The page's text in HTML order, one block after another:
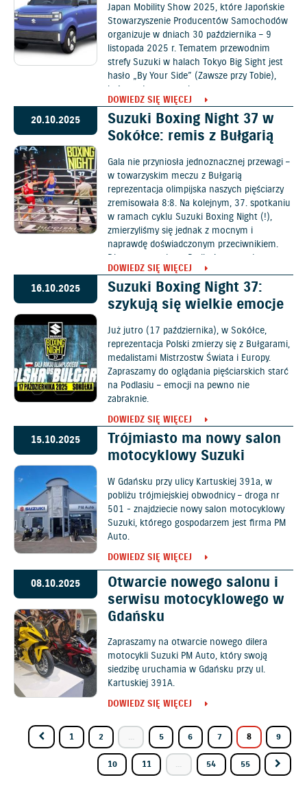
Japan Mobility Show 2025, które Japońskie
Stowarzyszenie Producentów Samochodów
organizuje w dniach 30 października – 9
listopada 2025 r. Tematem przewodnim
strefy Suzuki w halach Tokyo Big Sight jest
hasło „By Your Side” (Zawsze przy Tobie),
które ogłoszono w lutym w tzw. nowym
średnioterminowym planie zarządzania.
DOWIEDZ SIĘ WIĘCEJ
20.10.2025
Suzuki Boxing Night 37 w
Sokółce: remis z Bułgarią
Gala nie przyniosła jednoznacznej przewagi –
w towarzyskim meczu z Bułgarią
reprezentacja olimpijska naszych pięściarzy
zremisowała 8:8. Na kolejnym, 37. spotkaniu
w ramach cyklu Suzuki Boxing Night (!),
zmierzyliśmy się jednak z mocnym i
naprawdę doświadczonym przeciwnikiem.
Dlatego zawody na Podlasiu trzymały w
napięciu do samego końca.
DOWIEDZ SIĘ WIĘCEJ
16.10.2025
Suzuki Boxing Night 37:
szykują się wielkie emocje
Już jutro (17 października), w Sokółce,
reprezentacja Polski zmierzy się z Bułgarami,
medalistami Mistrzostw Świata i Europy.
Zapraszamy do oglądania pięściarskich starć
na Podlasiu – emocji na pewno nie
zabraknie.
DOWIEDZ SIĘ WIĘCEJ
15.10.2025
Trójmiasto ma nowy salon
motocyklowy Suzuki
W Gdańsku przy ulicy Kartuskiej 391a, w
pobliżu trójmiejskiej obwodnicy – droga nr
501 - znajdziecie nowy salon motocyklowy
Suzuki, którego gospodarzem jest firma PM
Auto.
DOWIEDZ SIĘ WIĘCEJ
08.10.2025
Otwarcie nowego salonu i
serwisu motocyklowego w
Gdańsku
Zapraszamy na otwarcie nowego dilera
motocykli Suzuki PM Auto, który swoją
siedzibę uruchamia w Gdańsku przy ul.
Kartuskiej 391A.
DOWIEDZ SIĘ WIĘCEJ
1 2 ... 5 6 7 8 9
10 11 ... 54 55